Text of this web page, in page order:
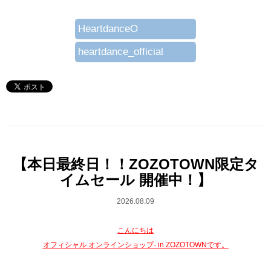
HeartdanceO
heartdance_official
【本日最終日！！ZOZOTOWN限定タ
イムセール 開催中！】
2026.08.09
こんにちは
オフィシャル オンラインショップ- in ZOZOTOWNです。